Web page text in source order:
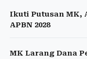
Ikuti Putusan MK,
APBN 2028
MK Larang Dana